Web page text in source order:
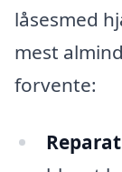
låsesmed
mest
forvente: